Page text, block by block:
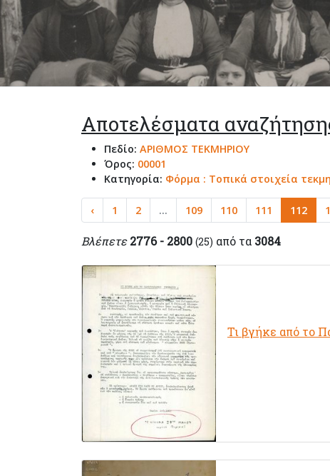
Αποτελέσματα
Πεδίο: ΑΡΙΘΜΟΣ ΤΕΚΜΗΡΙΟΥ
Όρος: 00001
Κατηγορία: Φόρμα : Τοπικά στοιχεία
‹ 1 2 ... 109 110 111 112
Βλέπετε 2776 - 2800 (25) από τα 3084
Τι βγήκε από το